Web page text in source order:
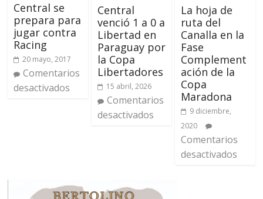
Central se
prepara para
jugar contra
Racing
20 mayo, 2017
Comentarios
desactivados
Central
venció 1 a 0 a
Libertad en
Paraguay por
la Copa
Libertadores
15 abril, 2026
Comentarios
desactivados
La hoja de
ruta del
Canalla en la
Fase
Complement
ación de la
Copa
Maradona
9 diciembre,
2020
Comentarios
desactivados